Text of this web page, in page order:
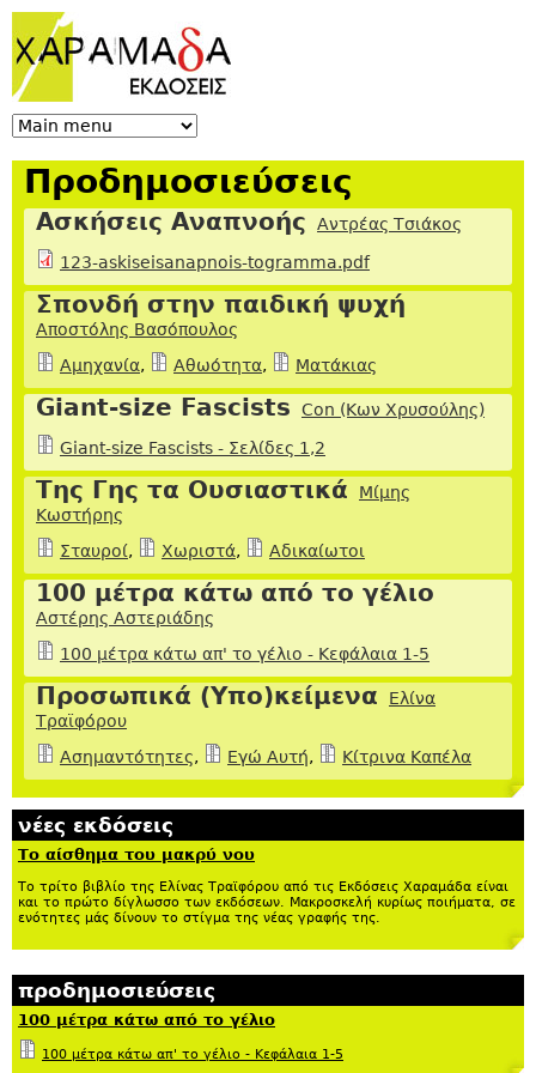
Προδημοσιεύσεις
Ασκήσεις Αναπνοής
Αντρέας Τσιάκος
123-askiseisanapnois-togramma.pdf
Σπονδή στην παιδική ψυχή
Αποστόλης Βασόπουλος
Αμηχανία, Αθωότητα, Ματάκιας
Giant-size Fascists
Con (Κων Χρυσούλης)
Giant-size Fascists - Σελίδες 1,2
Της Γης τα Ουσιαστικά
Μίμης
Κωστήρης
Σταυροί, Χωριστά, Αδικαίωτοι
100 μέτρα κάτω από το γέλιο
Αστέρης Αστεριάδης
100 μέτρα κάτω απ' το γέλιο - Κεφάλαια 1-5
Προσωπικά (Υπο)κείμενα
Ελίνα
Τραϊφόρου
Ασημαντότητες, Εγώ Αυτή, Κίτρινα Καπέλα
νέες εκδόσεις
Το αίσθημα του μακρύ νου
Το τρίτο βιβλίο της Ελίνας Τραϊφόρου από τις Εκδόσεις Χαραμάδα είναι
και το πρώτο δίγλωσσο των εκδόσεων. Μακροσκελή κυρίως ποιήματα, σε
ενότητες μάς δίνουν το στίγμα της νέας γραφής της.
προδημοσιεύσεις
100 μέτρα κάτω από το γέλιο
100 μέτρα κάτω απ' το γέλιο - Κεφάλαια 1-5